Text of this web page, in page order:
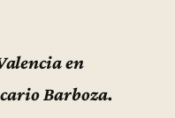
en
Barboza.